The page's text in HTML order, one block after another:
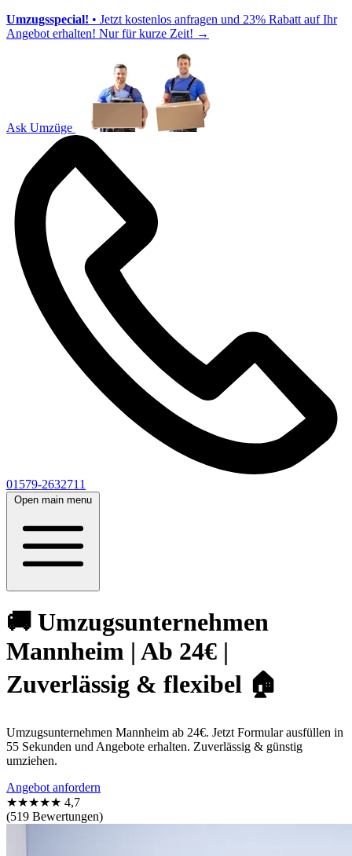
Umzugsspecial! • Jetzt kostenlos anfragen und 23% Rabatt auf Ihr
Angebot erhalten! Nur für kurze Zeit! →
Ask Umzüge
01579-2632711
Open main menu
🚚 Umzugsunternehmen
Mannheim | Ab 24€ |
Zuverlässig & flexibel 🏠
Umzugsunternehmen Mannheim ab 24€. Jetzt Formular ausfüllen in
55 Sekunden und Angebote erhalten. Zuverlässig & günstig
umziehen.
Angebot anfordern
★★★★★ 4,7
(519 Bewertungen)